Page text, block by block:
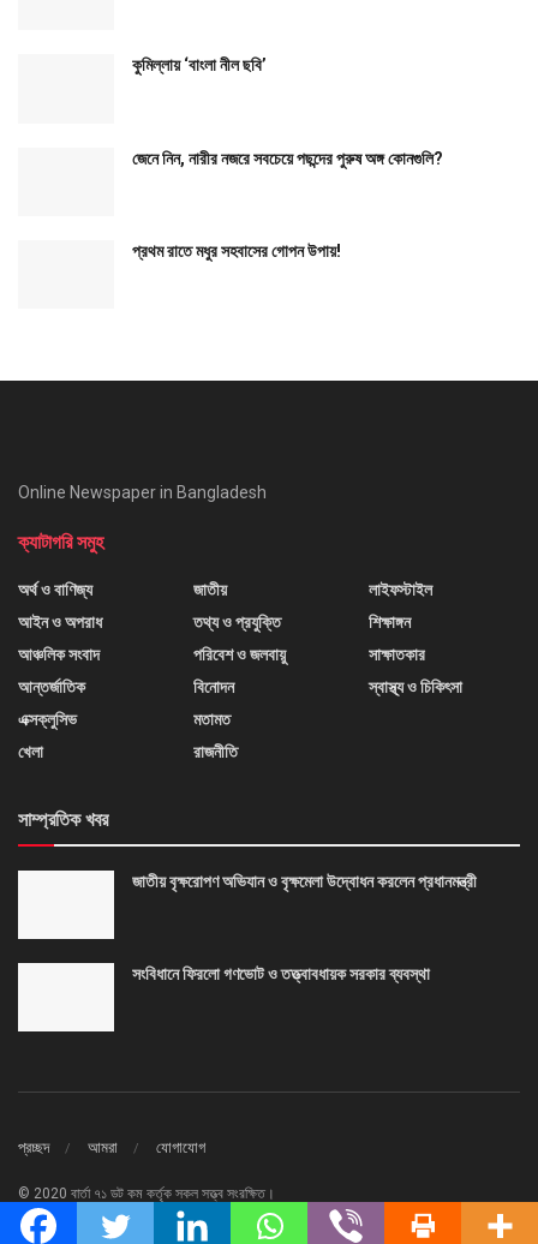
কুমিল্লায় ‘বাংলা নীল ছবি’
জেনে নিন, নারীর নজরে সবচেয়ে পছন্দের পুরুষ অঙ্গ কোনগুলি?
প্রথম রাতে মধুর সহবাসের গোপন উপায়!
Online Newspaper in Bangladesh
ক্যাটাগরি সমুহ
অর্থ ও বাণিজ্য
আইন ও অপরাধ
আঞ্চলিক সংবাদ
আন্তর্জাতিক
এক্সক্লুসিভ
খেলা
জাতীয়
তথ্য ও প্রযুক্তি
পরিবেশ ও জলবায়ু
বিনোদন
মতামত
রাজনীতি
লাইফস্টাইল
শিক্ষাঙ্গন
সাক্ষাতকার
স্বাস্থ্য ও চিকিৎসা
সাম্প্রতিক খবর
জাতীয় বৃক্ষরোপণ অভিযান ও বৃক্ষমেলা উদ্বোধন করলেন প্রধানমন্ত্রী
সংবিধানে ফিরলো গণভোট ও তত্ত্বাবধায়ক সরকার ব্যবস্থা
প্রচ্ছদ আমরা যোগাযোগ
© 2020 বার্তা ৭১ ডট কম কর্তৃক সকল সত্ত্ব সংরক্ষিত।